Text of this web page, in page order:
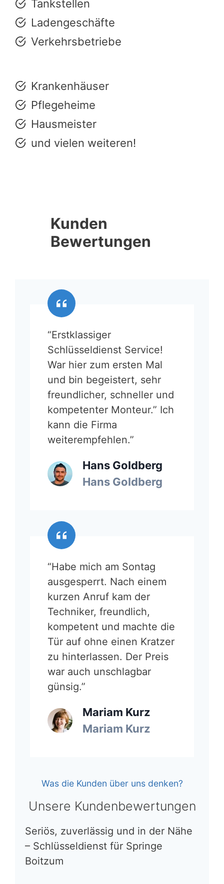
Tankstellen
Ladengeschäfte
Verkehrsbetriebe
Krankenhäuser
Pflegeheime
Hausmeister
und vielen weiteren!
Kunden
Bewertungen
“Erstklassiger
Schlüsseldienst Service!
War hier zum ersten Mal
und bin begeistert, sehr
freundlicher, schneller und
kompetenter Monteur.” Ich
kann die Firma
weiterempfehlen.”
Hans Goldberg
Hans Goldberg
“Habe mich am Sontag
ausgesperrt. Nach einem
kurzen Anruf kam der
Techniker, freundlich,
kompetent und machte die
Tür auf ohne einen Kratzer
zu hinterlassen. Der Preis
war auch unschlagbar
günsig.”
Mariam Kurz
Mariam Kurz
Was die Kunden über uns denken?
Unsere Kundenbewertungen
Seriös, zuverlässig und in der Nähe
– Schlüsseldienst für Springe
Boitzum